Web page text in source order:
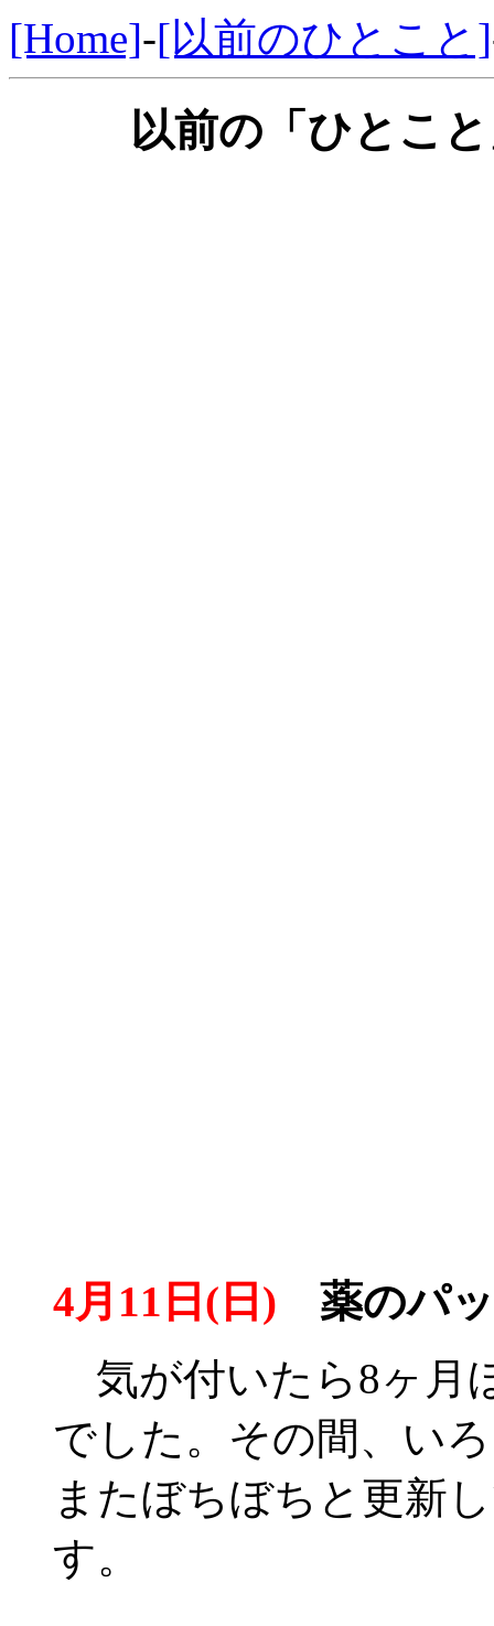
[Home]-[以前のひとこと]
以前の「ひとこ
4月11日(日) 薬のパ
気が付いたら8ヶ月
でした。その間、い
またぼちぼちと更新
す。